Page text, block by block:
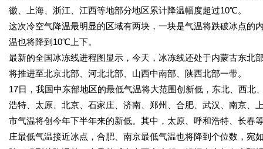
徽、上海、浙江、江西等地部分地区累计降温幅度超过10℃。
这次冷空气降温最明显的区域有两块，一块是气温将跌破冰点的
温也将降到10℃上下。
最新的全国冰冻线进程图显示，今天，冰冻线还处于内蒙古东北
将推进至北京北部、河北北部、山西中南部、陕西北部一带。
17日，我国中东部地区的最低气温将大范围创新低，东北、西
浩特、太原、北京、石家庄、济南、郑州、合肥、武汉、南京、
市气温将创今年下半年来的新低。其中，太原、呼和浩特、长春
庄最低气温接近冰点，合肥、南京最低气温也将降到个位数，宛